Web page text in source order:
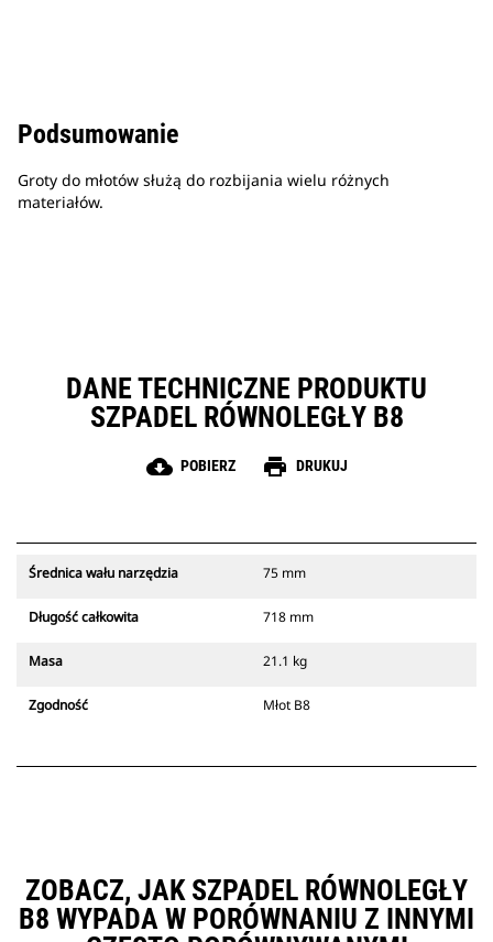
Podsumowanie
Groty do młotów służą do rozbijania wielu różnych
materiałów.
DANE TECHNICZNE PRODUKTU
SZPADEL RÓWNOLEGŁY B8
cloud_download POBIERZ print DRUKUJ
Średnica wału narzędzia 75 mm
Długość całkowita 718 mm
Masa 21.1 kg
Zgodność Młot B8
ZOBACZ, JAK SZPADEL RÓWNOLEGŁY
B8 WYPADA W PORÓWNANIU Z INNYMI